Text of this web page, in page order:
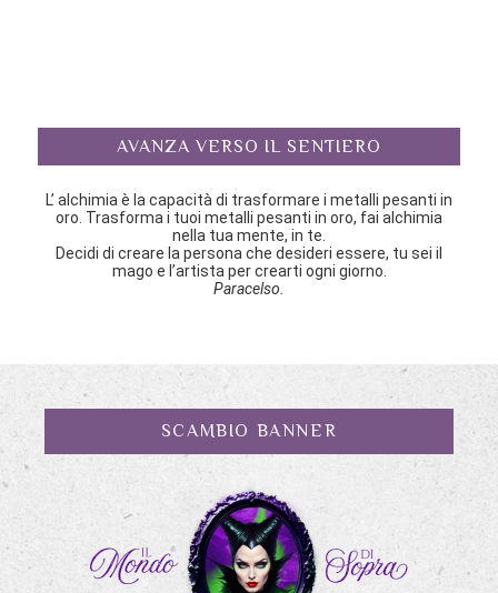
AVANZA VERSO IL SENTIERO
L’ alchimia è la capacità di trasformare i metalli pesanti in
oro. Trasforma i tuoi metalli pesanti in oro, fai alchimia
nella tua mente, in te.
Decidi di creare la persona che desideri essere, tu sei il
mago e l’artista per crearti ogni giorno.
Paracelso.
SCAMBIO BANNER